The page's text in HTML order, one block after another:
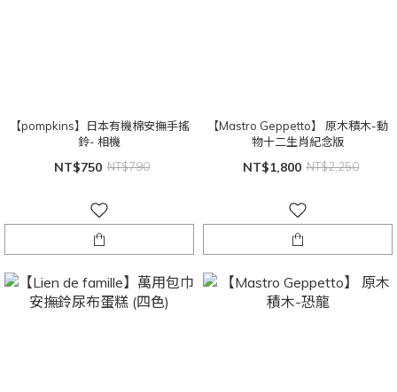
【pompkins】日本有機棉安撫手搖
鈴- 相機
NT$750 NT$790
【Mastro Geppetto】 原木積木-動
物十二生肖紀念版
NT$1,800 NT$2,250